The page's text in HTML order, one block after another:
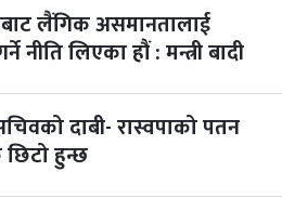
लैंगिक असमानतालाई
नीति लिएका हौं : मन्त्री बादी
दाबी- रास्वपाको पतन
हुन्छ